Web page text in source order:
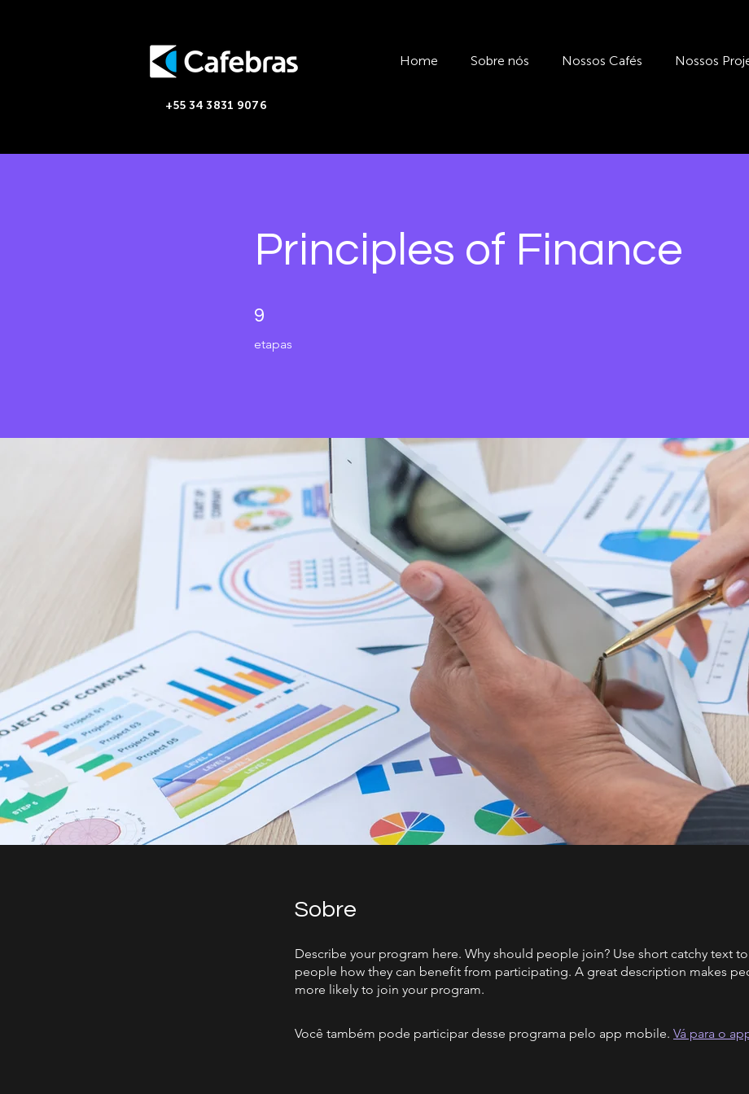
+55 34 3831 9076
Home Sobre nós Nossos Cafés Nossos
Principles of Finance
9
etapas
Sobre
Describe your program here. Why should people join? Use short catchy text
people how they can benefit from participating. A great description makes
more likely to join your program.
Você também pode participar desse programa pelo app mobile. Vá para o